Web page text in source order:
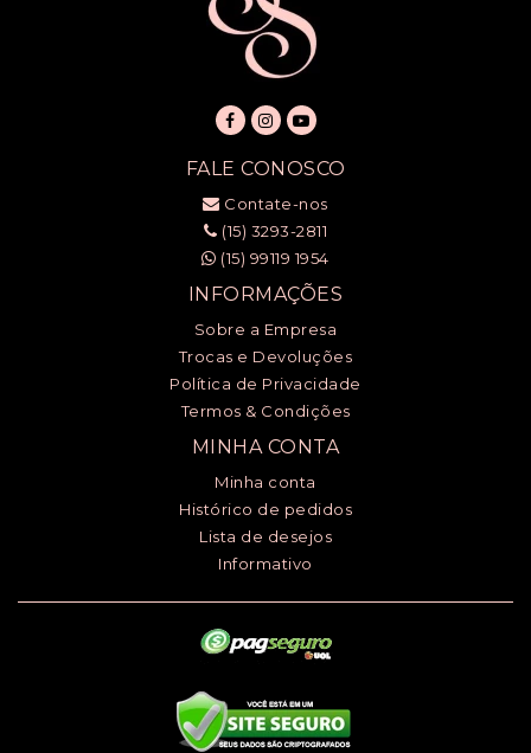
FALE CONOSCO
Contate-nos
(15) 3293-2811
(15) 99119 1954
INFORMAÇÕES
Sobre a Empresa
Trocas e Devoluções
Política de Privacidade
Termos & Condições
MINHA CONTA
Minha conta
Histórico de pedidos
Lista de desejos
Informativo